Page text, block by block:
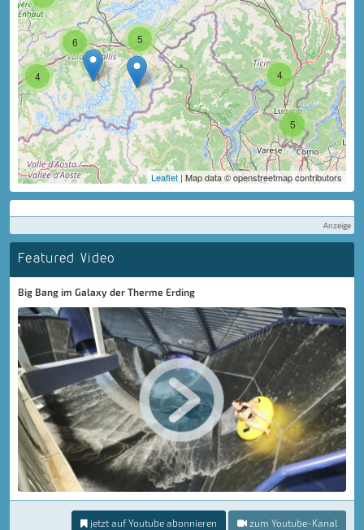
5
4
4
6 5
Leaflet | Map data © openstreetmap contributors
Anzeige
Featured Video
Big Bang im Galaxy der Therme Erding
jetzt auf Youtube abonnieren zum Youtube-Kanal